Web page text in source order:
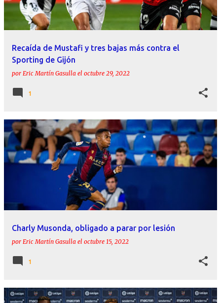
Recaída de Mustafi y tres bajas más contra el
Sporting de Gijón
por Eric Martín Gasulla el octubre 29, 2022
1
Charly Musonda, obligado a parar por lesión
por Eric Martín Gasulla el octubre 15, 2022
1